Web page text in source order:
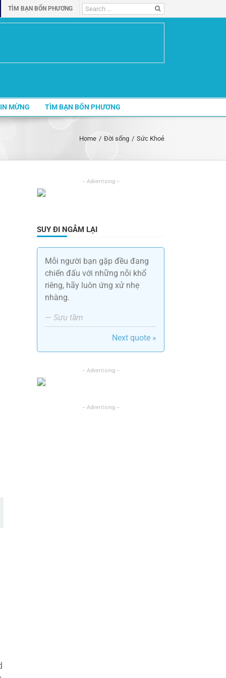
TÌM BẠN BỐN PHƯƠNG
Search
for:
MỪNG TÌM BẠN BỐN PHƯƠNG
Home / Đời sống / Sức Khoẻ
SUY ĐI NGẪM LẠI
Mỗi người bạn gặp đều đang
chiến đấu với những nỗi khổ
riêng, hãy luôn ứng xử nhẹ
nhàng.
— Sưu tầm
Next quote »